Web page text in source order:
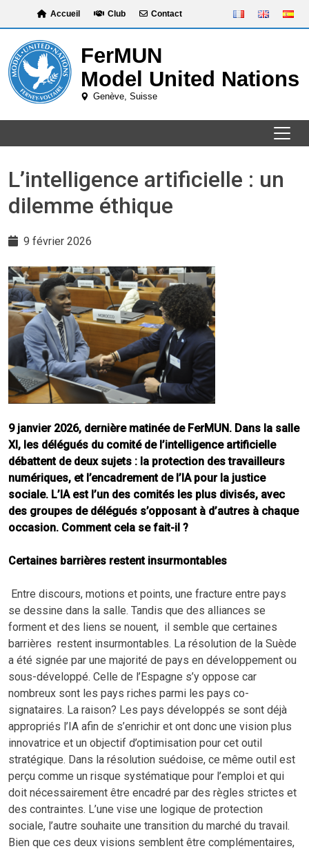
content
Accueil Club Contact
L’intelligence artificielle : un
dilemme éthique
9 février 2026
9 janvier 2026, dernière matinée de FerMUN. Dans la salle
XI, les délégués du comité de l’intelligence artificielle
débattent de deux sujets : la protection des travailleurs
numériques, et l’encadrement de l’IA pour la justice
sociale. L’IA est l’un des comités les plus divisés, avec
des groupes de délégués s’opposant à d’autres à chaque
occasion. Comment cela se fait-il ?
Certaines barrières restent insurmontables
Entre discours, motions et points, une fracture entre pays
se dessine dans la salle. Tandis que des alliances se
forment et des liens se nouent, il semble que certaines
barrières restent insurmontables. La résolution de la Suède
a été signée par une majorité de pays en développement ou
sous-développé. Celle de l’Espagne s’y oppose car
nombreux sont les pays riches parmi les pays co-
signataires. La raison? Les pays développés se sont déjà
appropriés l’IA afin de s’enrichir et ont donc une vision plus
innovatrice et un objectif d’optimisation pour cet outil
stratégique. Dans la résolution suédoise, ce même outil est
perçu comme un risque systématique pour l’emploi et qui
doit nécessairement être encadré par des règles strictes et
des contraintes. L’une vise une logique de protection
sociale, l’autre souhaite une transition du marché du travail.
Bien que ces deux visions semblent être complémentaires,